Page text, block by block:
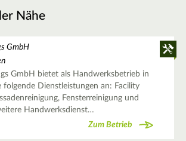
Nähe
GmbH
GmbH bietet als Handwerksbetrieb in
folgende Dienstleistungen an: Facility
Fensterreinigung und
Handwerksdienst…
Zum Betrieb